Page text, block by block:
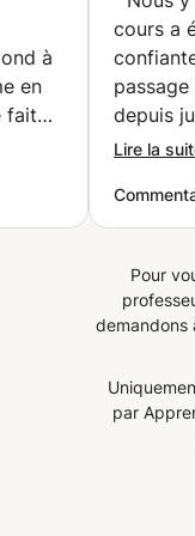
à
en
fait
et
cours a été
depuis
avons
matière. Merci beaucoup,
Lire la
Pour
demandons
par